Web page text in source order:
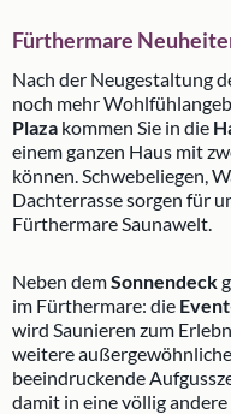
Fürthermare
Nach der Neugestaltung
noch mehr
Plaza kommen Sie in die
einem ganzen Haus mit
können. Schwebeliegen,
Dachterrasse sorgen für
Fürthermare Saunawelt.
Neben demSonnendeck
im Fürthermare: die
wird Saunieren zum
weitere
beeindruckende
damit in eine völlig